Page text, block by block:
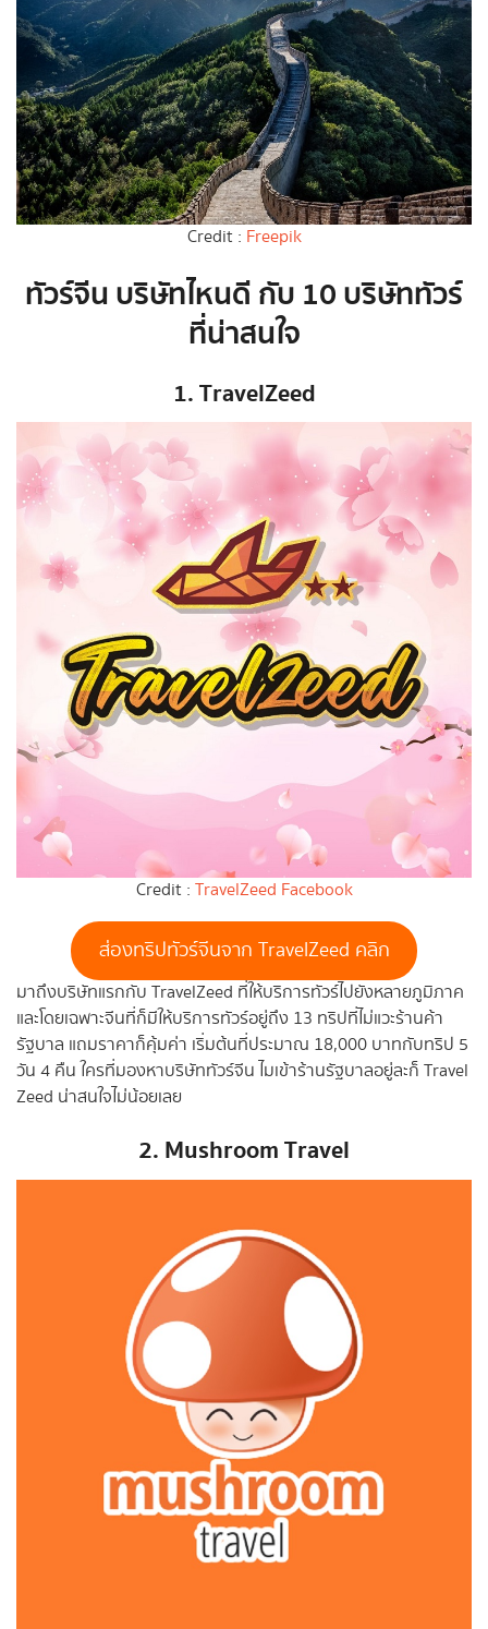
Credit : Freepik
ทัวร์จีน บริษัทไหนดี กับ 10 บริษัททัวร์
ที่น่าสนใจ
1. TravelZeed
Credit : TravelZeed Facebook
ส่องทริปทัวร์จีนจาก TravelZeed คลิก
มาถึงบริษัทแรกกับ TravelZeed ที่ให้บริการทัวร์ไปยังหลายภูมิภาค
และโดยเฉพาะจีนที่ก็มีให้บริการทัวร์อยู่ถึง 13 ทริปที่ไม่แวะร้านค้า
รัฐบาล แถมราคาก็คุ้มค่า เริ่มต้นที่ประมาณ 18,000 บาทกับทริป 5
วัน 4 คืน ใครที่มองหาบริษัททัวร์จีน ไมเข้าร้านรัฐบาลอยู่ละก็ Travel
Zeed น่าสนใจไม่น้อยเลย
2. Mushroom Travel